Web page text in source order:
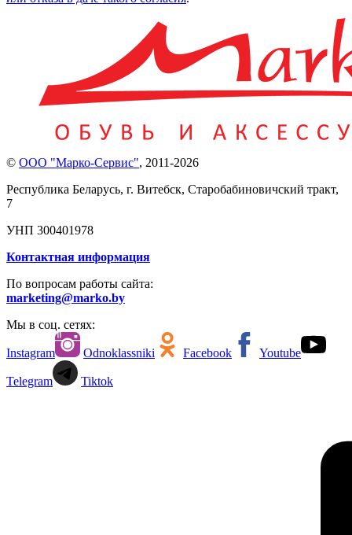
© ООО "Марко-Сервис", 2011-2026
Республика Беларусь, г. Витебск, Старобабиновичский тракт,
7
УНП 300401978
Контактная информация
По вопросам работы сайта:
marketing@marko.by
Мы в соц. сетях:
Instagram Odnoklassniki Facebook Youtube
Telegram Tiktok